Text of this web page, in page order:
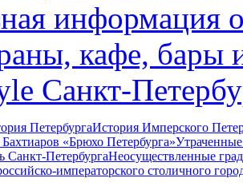
информация
кафе, бары
Санкт-
ПетербургаИстория Имперского
«Брюхо Петербурга»
Санкт-ПетербургаНеосуществленные
императорского столичного